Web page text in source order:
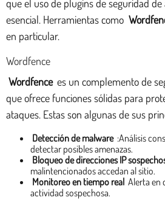
que el uso de plugins de seguridad
esencial. Herramientas como
en particular.
Wordfence
Wordfence es un complemento de
que ofrece funciones sólidas para
ataques. Estas son algunas de sus
Detección de malware :Análisis
detectar posibles amenazas.
Bloqueo de direcciones IP
malintencionados accedan al sitio.
Monitoreo en tiempo real Alerta en
actividad sospechosa.